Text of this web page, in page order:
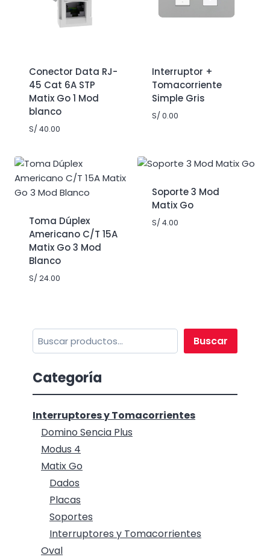
Conector Data RJ-
45 Cat 6A STP
Matix Go 1 Mod
blanco
S/ 40.00
Interruptor +
Tomacorriente
Simple Gris
S/ 0.00
Toma Dúplex
Americano C/T 15A
Matix Go 3 Mod
Blanco
S/ 24.00
Soporte 3 Mod
Matix Go
S/ 4.00
Buscar Buscar
Categoría
Interruptores y Tomacorrientes
Domino Sencia Plus
Modus 4
Matix Go
Dados
Placas
Soportes
Interruptores y Tomacorrientes
Oval